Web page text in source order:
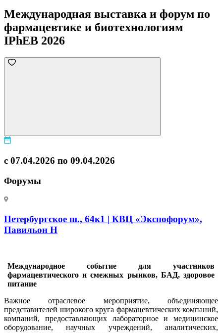
Международная выставка и форум по
фармацевтике и биотехнологиям
IPhEB 2026
с 07.04.2026 по 09.04.2026
Форумы
Петербургское ш., 64к1 | КВЦ «Экспофорум»,
Павильон H
Международное событие для участников
фармацевтического и смежных рынков, БАД, здоровое
питание
Важное отраслевое мероприятие, объединяющее
представителей широкого круга фармацевтических компаний,
компаний, предоставляющих лабораторное и медицинское
оборудование, научных учреждений, аналитических,